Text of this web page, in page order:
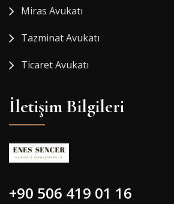
Miras Avukatı
Tazminat Avukatı
Ticaret Avukatı
İletişim Bilgileri
+90 506 419 01 16